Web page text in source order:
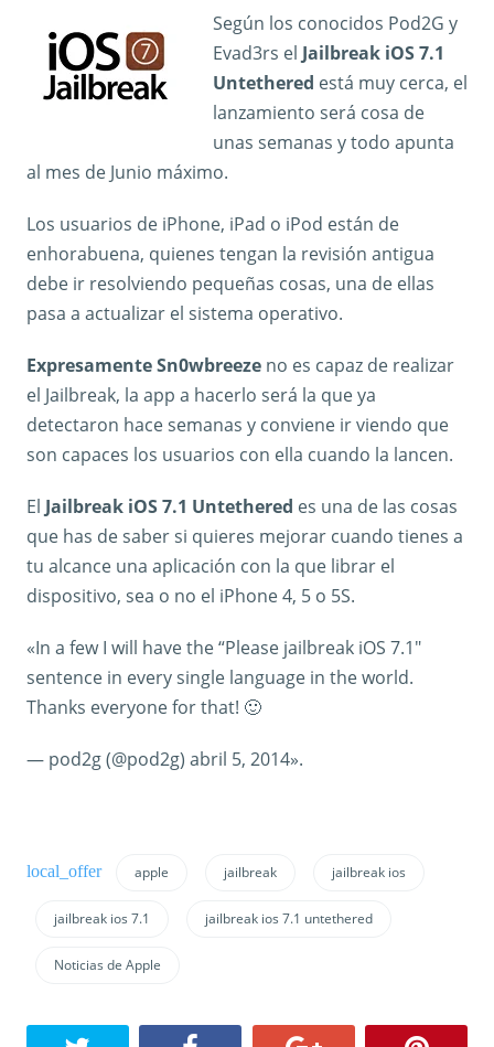
Según los conocidos Pod2G y
Evad3rs el Jailbreak iOS 7.1
Untethered está muy cerca, el
lanzamiento será cosa de
unas semanas y todo apunta
al mes de Junio máximo.
Los usuarios de iPhone, iPad o iPod están de
enhorabuena, quienes tengan la revisión antigua
debe ir resolviendo pequeñas cosas, una de ellas
pasa a actualizar el sistema operativo.
Expresamente Sn0wbreeze no es capaz de realizar
el Jailbreak, la app a hacerlo será la que ya
detectaron hace semanas y conviene ir viendo que
son capaces los usuarios con ella cuando la lancen.
El Jailbreak iOS 7.1 Untethered es una de las cosas
que has de saber si quieres mejorar cuando tienes a
tu alcance una aplicación con la que librar el
dispositivo, sea o no el iPhone 4, 5 o 5S.
«In a few I will have the “Please jailbreak iOS 7.1″
sentence in every single language in the world.
Thanks everyone for that! 🙂
— pod2g (@pod2g) abril 5, 2014».
apple jailbreak jailbreak ios
jailbreak ios 7.1 jailbreak ios 7.1 untethered
Noticias de Apple